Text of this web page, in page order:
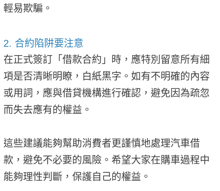
輕易欺騙。
2. 合約陷阱要注意
在正式簽訂「借款合約」時，應特別留意所有細
項是否清晰明瞭，白紙黑字。如有不明確的內容
或用詞，應與借貸機構進行確認，避免因為疏忽
而失去應有的權益。
這些建議能夠幫助消費者更謹慎地處理汽車借
款，避免不必要的風險。希望大家在購車過程中
能夠理性判斷，保護自己的權益。